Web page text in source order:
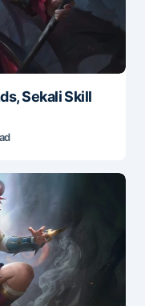
Sekali Skill